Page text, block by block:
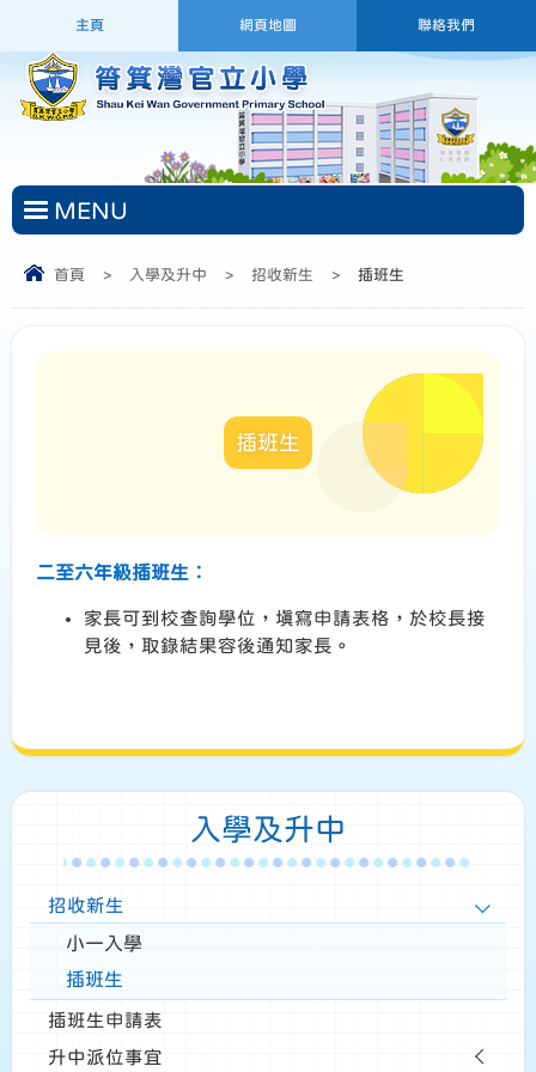
主頁 網頁地圖 聯絡我們
MENU
首頁 > 入學及升中 > 招收新生 > 插班生
插班生
二至六年級插班生︰
家長可到校查詢學位，填寫申請表格，於校長接
見後，取錄結果容後通知家長。
入學及升中
招收新生
小一入學
插班生
插班生申請表
升中派位事宜